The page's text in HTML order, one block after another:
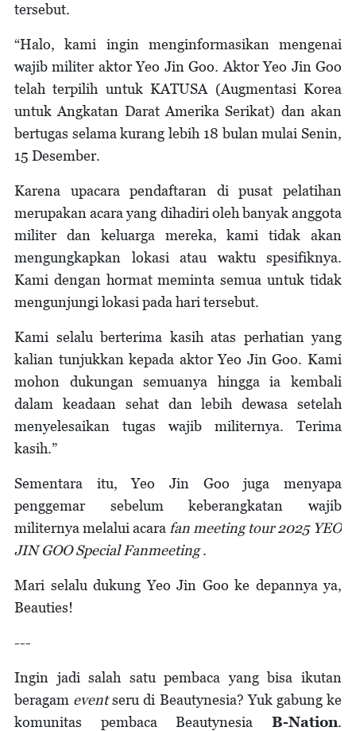
tersebut.
“Halo, kami ingin menginformasikan mengenai
wajib militer aktor Yeo Jin Goo. Aktor Yeo Jin Goo
telah terpilih untuk KATUSA (Augmentasi Korea
untuk Angkatan Darat Amerika Serikat) dan akan
bertugas selama kurang lebih 18 bulan mulai Senin,
15 Desember.
Karena upacara pendaftaran di pusat pelatihan
merupakan acara yang dihadiri oleh banyak anggota
militer dan keluarga mereka, kami tidak akan
mengungkapkan lokasi atau waktu spesifiknya.
Kami dengan hormat meminta semua untuk tidak
mengunjungi lokasi pada hari tersebut.
Kami selalu berterima kasih atas perhatian yang
kalian tunjukkan kepada aktor Yeo Jin Goo. Kami
mohon dukungan semuanya hingga ia kembali
dalam keadaan sehat dan lebih dewasa setelah
menyelesaikan tugas wajib militernya. Terima
kasih.”
Sementara itu, Yeo Jin Goo juga menyapa
penggemar sebelum keberangkatan wajib
militernya melalui acara fan meeting tour 2025 YEO
JIN GOO Special Fanmeeting.
Mari selalu dukung Yeo Jin Goo ke depannya ya,
Beauties!
---
Ingin jadi salah satu pembaca yang bisa ikutan
beragam eventseru di Beautynesia? Yuk gabung ke
komunitas pembaca Beautynesia B-Nation.